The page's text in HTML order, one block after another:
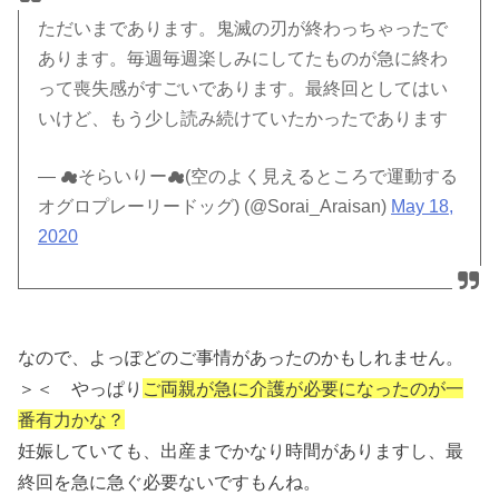
ただいまであります。鬼滅の刃が終わっちゃったで
あります。毎週毎週楽しみにしてたものが急に終わ
って喪失感がすごいであります。最終回としてはい
いけど、もう少し読み続けていたかったであります
— ☁そらいりー☁(空のよく見えるところで運動する
オグロプレーリードッグ) (@Sorai_Araisan) May 18,
2020
なので、よっぽどのご事情があったのかもしれません。
＞＜ やっぱり ご両親が急に介護が必要になったのが一
番有力かな？
妊娠していても、出産までかなり時間がありますし、最
終回を急に急ぐ必要ないですもんね。